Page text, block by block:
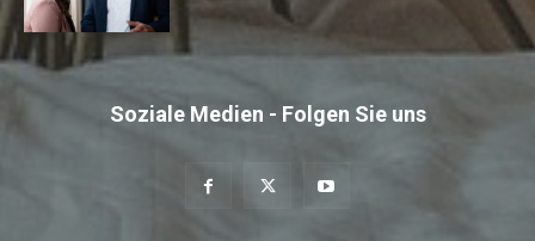
Soziale Medien - Folgen Sie uns